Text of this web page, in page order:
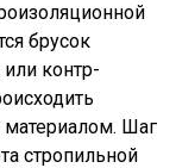
брусок
контр-
Шаг
стропильной